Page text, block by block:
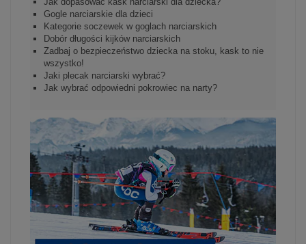
Gogle narciarskie dla dzieci
Kategorie soczewek w goglach narciarskich
Dobór długości kijków narciarskich
Zadbaj o bezpieczeństwo dziecka na stoku, kask to nie
wszystko!
Jaki plecak narciarski wybrać?
Jak wybrać odpowiedni pokrowiec na narty?